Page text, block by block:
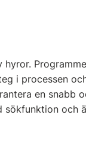
i processen
en snabb
och